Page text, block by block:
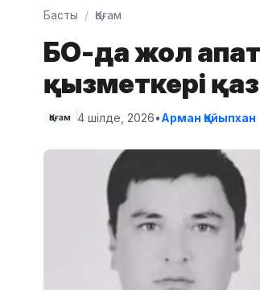
Басты Қоғам
БҚО-да жол
қызметкері
Қоғам 4 шілде, 2026•Арман Қайыпхан